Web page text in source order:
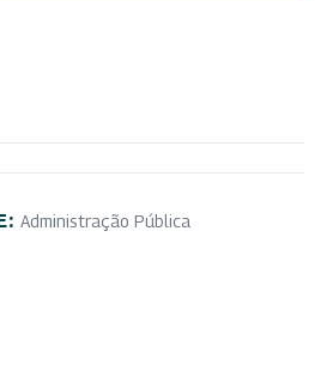
Administração Pública